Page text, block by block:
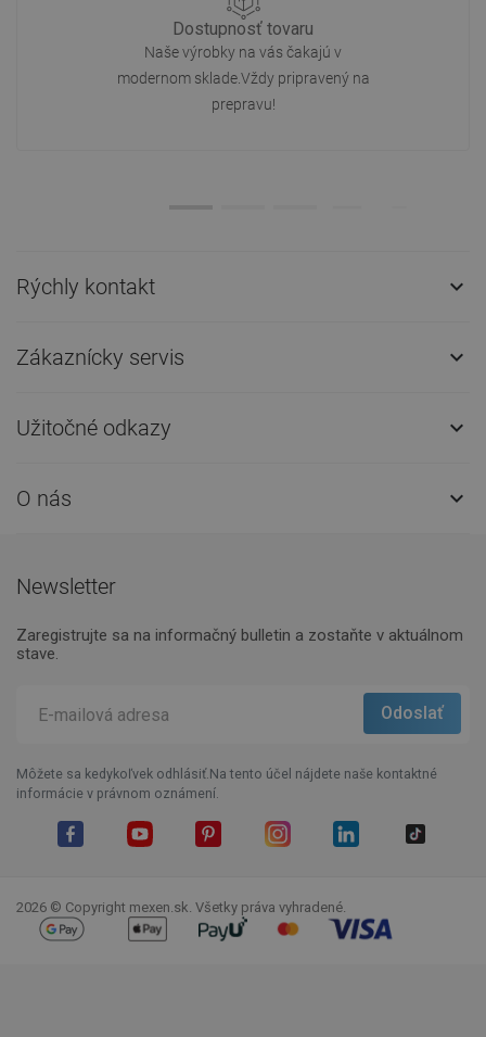
Dostupnosť tovaru
Naše výrobky na vás čakajú v
modernom sklade.Vždy pripravený na
prepravu!
Rýchly kontakt 
Zákaznícky servis 
Užitočné odkazy 
O nás 
Newsletter
Zaregistrujte sa na informačný bulletin a zostaňte v aktuálnom
stave.
Môžete sa kedykoľvek odhlásiť.Na tento účel nájdete naše kontaktné
informácie v právnom oznámení.
2026 © Copyright mexen.sk. Všetky práva vyhradené.